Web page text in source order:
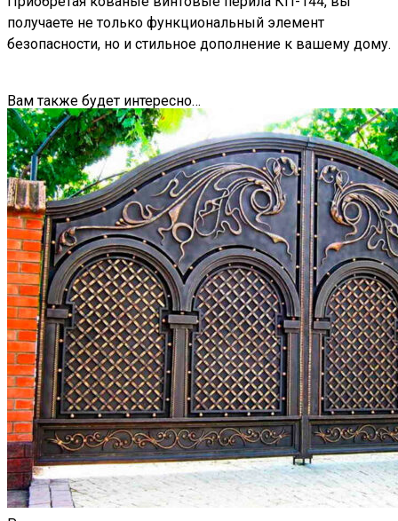
получаете не только функциональный элемент
безопасности, но и стильное дополнение к вашему дому.
Вам также будет интересно…